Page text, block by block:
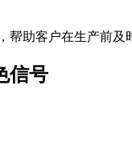
助客户在生产前及
信号